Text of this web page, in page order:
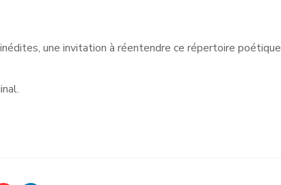
une invitation à réentendre ce répertoire poétique